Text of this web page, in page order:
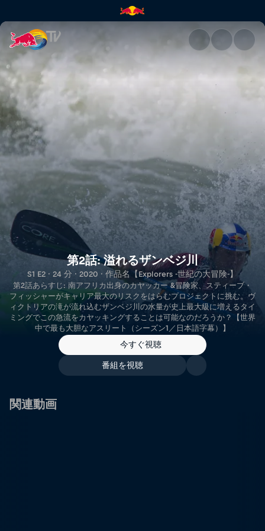
第2話: 溢れるザンベジ川 |
第2話: 溢れるザンベジ川
S1 E2 · 24 分 · 2020 · 作品名【Explorers -世紀の大冒険-】
第2話あらすじ: 南アフリカ出身のカヤッカー &冒険家、スティーブ・
フィッシャーがキャリア最大のリスクをはらむプロジェクトに挑む。ヴ
ィクトリアの滝が流れ込むザンベジ川の水量が史上最大級に増えるタイ
ミングでこの急流をカヤッキングすることは可能なのだろうか？【世界
中で最も大胆なアスリート（シーズン1／日本語字幕）】
今すぐ視聴
番組を視聴
関連動画